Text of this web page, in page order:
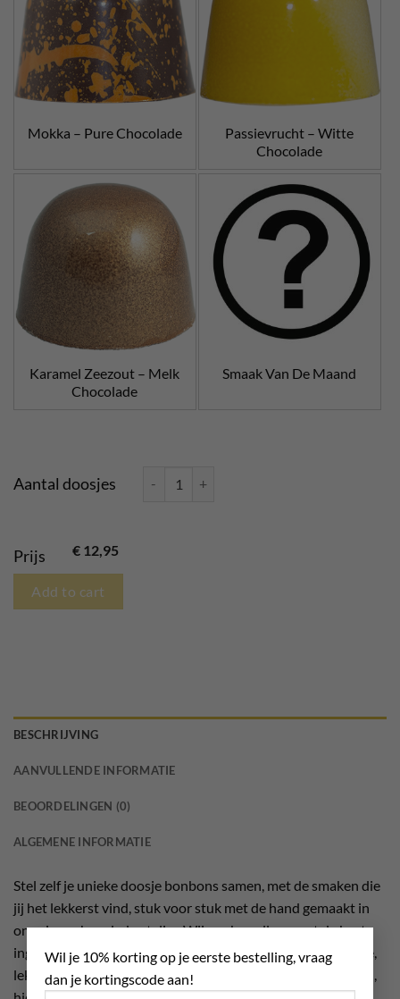
Wil je 10% korting op je eerste bestelling, vraag
dan je kortingscode aan!
Mokka – Pure Chocolade
Passievrucht – Witte
Chocolade
Karamel Zeezout – Melk
Chocolade
Smaak Van De Maand
Aantal doosjes
Prijs € 12,95
Add to cart
BESCHRIJVING
AANVULLENDE INFORMATIE
BEOORDELINGEN (0)
ALGEMENE INFORMATIE
Stel zelf je unieke doosje bonbons samen, met de smaken die
jij het lekkerst vind, stuk voor stuk met de hand gemaakt in
ons eigen chocolade atelier. Wij werken alleen met de beste
ingrediënten voor de ultieme smaakbeleving en dat proef je,
lekker om jezelf mee te verwennen of leuk als kado te geven,